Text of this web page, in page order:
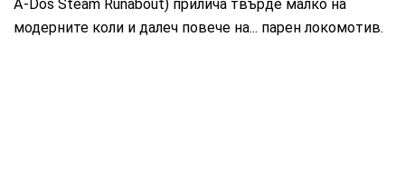
A-Dos Steam Runabout) прилича твърде малко на
модерните коли и далеч повече на... парен локомотив.